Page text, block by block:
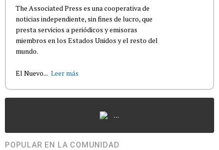
The Associated Press es una cooperativa de
noticias independiente, sin fines de lucro, que
presta servicios a periódicos y emisoras
miembros en los Estados Unidos y el resto del
mundo.
El Nuevo... Leer más
...
POPULAR EN LA COMUNIDAD